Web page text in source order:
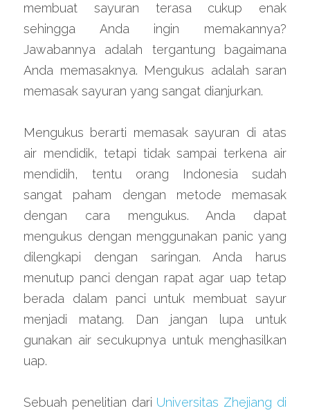
membuat sayuran terasa cukup enak
sehingga Anda ingin memakannya?
Jawabannya adalah tergantung bagaimana
Anda memasaknya. Mengukus adalah saran
memasak sayuran yang sangat dianjurkan.
Mengukus berarti memasak sayuran di atas
air mendidik, tetapi tidak sampai terkena air
mendidih, tentu orang Indonesia sudah
sangat paham dengan metode memasak
dengan cara mengukus. Anda dapat
mengukus dengan menggunakan panic yang
dilengkapi dengan saringan. Anda harus
menutup panci dengan rapat agar uap tetap
berada dalam panci untuk membuat sayur
menjadi matang. Dan jangan lupa untuk
gunakan air secukupnya untuk menghasilkan
uap.
Sebuah penelitian dari Universitas Zhejiang di